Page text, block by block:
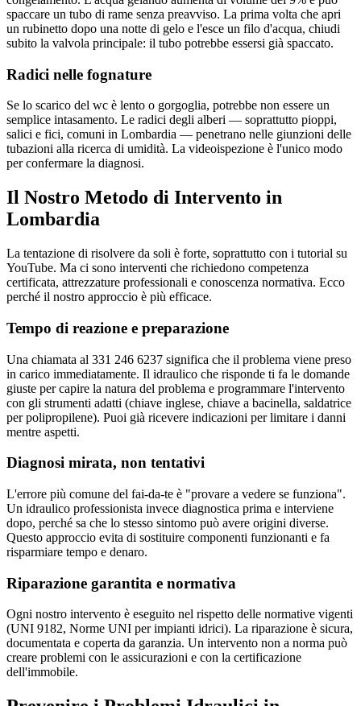
spaccare un tubo di rame senza preavviso. La prima volta che apri
un rubinetto dopo una notte di gelo e l'esce un filo d'acqua, chiudi
subito la valvola principale: il tubo potrebbe essersi già spaccato.
Radici nelle fognature
Se lo scarico del wc è lento o gorgoglia, potrebbe non essere un
semplice intasamento. Le radici degli alberi — soprattutto pioppi,
salici e fici, comuni in Lombardia — penetrano nelle giunzioni delle
tubazioni alla ricerca di umidità. La videoispezione è l'unico modo
per confermare la diagnosi.
Il Nostro Metodo di Intervento in
Lombardia
La tentazione di risolvere da soli è forte, soprattutto con i tutorial su
YouTube. Ma ci sono interventi che richiedono competenza
certificata, attrezzature professionali e conoscenza normativa. Ecco
perché il nostro approccio è più efficace.
Tempo di reazione e preparazione
Una chiamata al 331 246 6237 significa che il problema viene preso
in carico immediatamente. Il idraulico che risponde ti fa le domande
giuste per capire la natura del problema e programmare l'intervento
con gli strumenti adatti (chiave inglese, chiave a bacinella, saldatrice
per polipropilene). Puoi già ricevere indicazioni per limitare i danni
mentre aspetti.
Diagnosi mirata, non tentativi
L'errore più comune del fai-da-te è "provare a vedere se funziona".
Un idraulico professionista invece diagnostica prima e interviene
dopo, perché sa che lo stesso sintomo può avere origini diverse.
Questo approccio evita di sostituire componenti funzionanti e fa
risparmiare tempo e denaro.
Riparazione garantita e normativa
Ogni nostro intervento è eseguito nel rispetto delle normative vigenti
(UNI 9182, Norme UNI per impianti idrici). La riparazione è sicura,
documentata e coperta da garanzia. Un intervento non a norma può
creare problemi con le assicurazioni e con la certificazione
dell'immobile.